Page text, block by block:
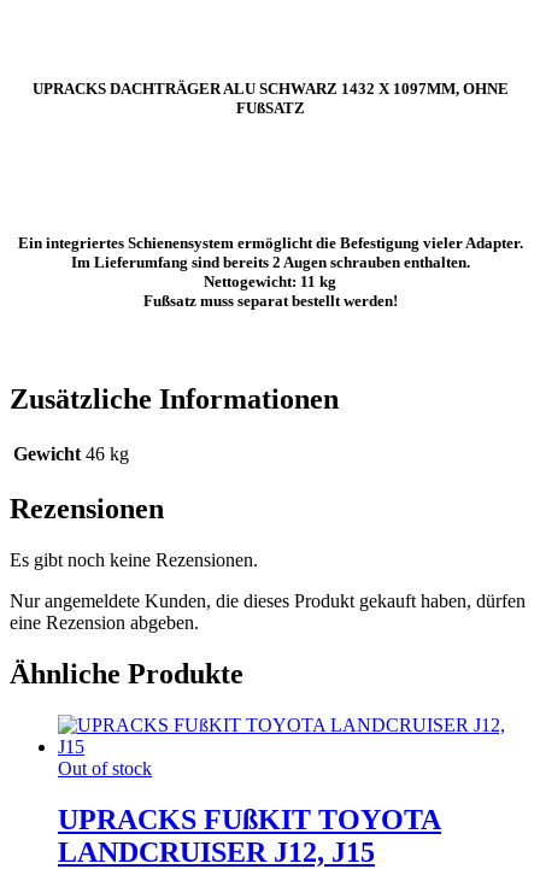
UPRACKS DACHTRÄGER ALU SCHWARZ 1432 X 1097MM, OHNE
FUßSATZ
Ein integriertes Schienensystem ermöglicht die Befestigung vieler Adapter.
Im Lieferumfang sind bereits 2 Augen schrauben enthalten.
Nettogewicht: 11 kg
Fußsatz muss separat bestellt werden!
Zusätzliche Informationen
Gewicht 46 kg
Rezensionen
Es gibt noch keine Rezensionen.
Nur angemeldete Kunden, die dieses Produkt gekauft haben, dürfen
eine Rezension abgeben.
Ähnliche Produkte
Out of stock
UPRACKS FUßKIT TOYOTA
LANDCRUISER J12, J15